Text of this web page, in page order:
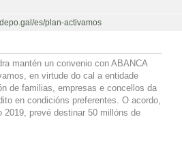
es/plan-activamos
mantén un convenio con ABANCA
en virtude do cal a entidade
de familias, empresas e concellos da
en condicións preferentes. O acordo,
2019, prevé destinar 50 millóns de